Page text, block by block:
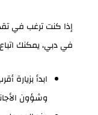
إذا كنت ترغب في
في دبي، يمكنك
ابدأ بزيارة
وشؤون